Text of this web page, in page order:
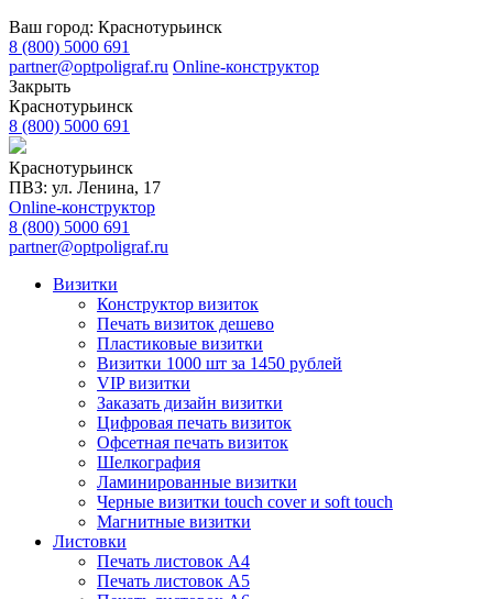
Ваш город: Краснотурьинск
8 (800) 5000 691
partner@optpoligraf.ru Online-конструктор
Закрыть
Краснотурьинск
8 (800) 5000 691
Краснотурьинск
ПВЗ: ул. Ленина, 17
Online-конструктор
8 (800) 5000 691
partner@optpoligraf.ru
Визитки
Конструктор визиток
Печать визиток дешево
Пластиковые визитки
Визитки 1000 шт за 1450 рублей
VIP визитки
Заказать дизайн визитки
Цифровая печать визиток
Офсетная печать визиток
Шелкография
Ламинированные визитки
Черные визитки touch cover и soft touch
Магнитные визитки
Листовки
Печать листовок А4
Печать листовок А5